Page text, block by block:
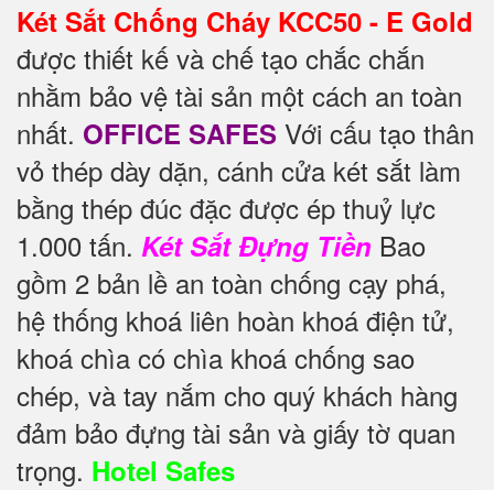
Két Sắt Chống Cháy KCC50 - E Gold
được thiết kế và chế tạo chắc chắn
nhằm bảo vệ tài sản một cách an toàn
nhất. OFFICE SAFES Với cấu tạo thân
vỏ thép dày dặn, cánh cửa két sắt làm
bằng thép đúc đặc được ép thuỷ lực
1.000 tấn. Két Sắt Đựng Tiền Bao
gồm 2 bản lề an toàn chống cạy phá,
hệ thống khoá liên hoàn khoá điện tử,
khoá chìa có chìa khoá chống sao
chép, và tay nắm cho quý khách hàng
đảm bảo đựng tài sản và giấy tờ quan
trọng. Hotel Safes